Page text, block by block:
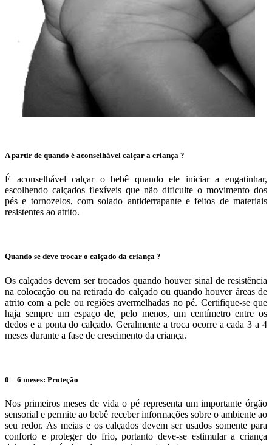
A partir de quando é aconselhável calçar a criança ?
É aconselhável calçar o bebê quando ele iniciar a engatinhar,
escolhendo calçados flexíveis que não dificulte o movimento dos
pés e tornozelos, com solado antiderrapante e feitos de materiais
resistentes ao atrito.
Quando se deve trocar o calçado da criança ?
Os calçados devem ser trocados quando houver sinal de resistência
na colocação ou na retirada do calçado ou quando houver áreas de
atrito com a pele ou regiões avermelhadas no pé. Certifique-se que
haja sempre um espaço de, pelo menos, um centímetro entre os
dedos e a ponta do calçado. Geralmente a troca ocorre a cada 3 a 4
meses durante a fase de crescimento da criança.
0 – 6 meses: Proteção
Nos primeiros meses de vida o pé representa um importante órgão
sensorial e permite ao bebê receber informações sobre o ambiente ao
seu redor. As meias e os calçados devem ser usados somente para
conforto e proteger do frio, portanto deve-se estimular a criança